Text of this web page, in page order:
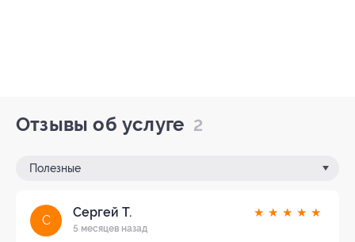
Отзывы об услуге 2
Полезные
С
Сергей Т.
5 месяцев назад
★ ★ ★ ★ ★